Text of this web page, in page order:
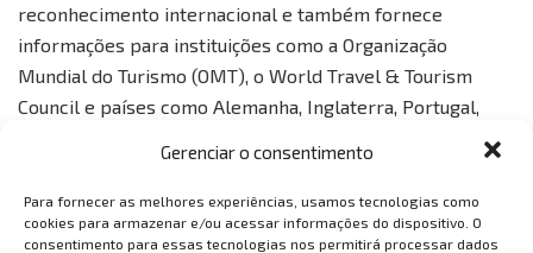
Gerenciar o consentimento
Para fornecer as melhores experiências, usamos tecnologias como
cookies para armazenar e/ou acessar informações do dispositivo. O
consentimento para essas tecnologias nos permitirá processar dados
reconhecimento internacional e também fornece
informações para instituições como a Organização
Mundial do Turismo (OMT), o World Travel & Tourism
Council e países como Alemanha, Inglaterra, Portugal,
para que os governos estaduais planejem campanhas
mais eficientes de atração de turistas, além de os dados